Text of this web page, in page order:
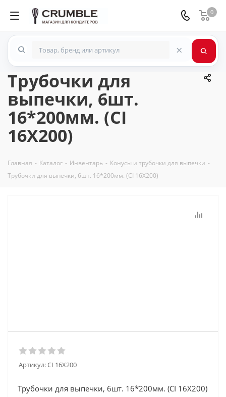
0
×
Трубочки для
выпечки, 6шт.
16*200мм. (CI
16X200)
Главная - Каталог - Инвентарь - Конусы и трубочки для выпечки -
Трубочки для выпечки, 6шт. 16*200мм. (CI 16X200)
Артикул:CI 16X200
Трубочки для выпечки, 6шт. 16*200мм. (CI 16X200)